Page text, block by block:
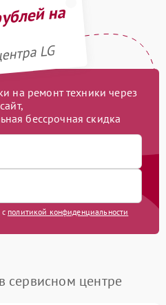
на
LG
на ремонт техники через
сайт,
бессрочная скидка
политикой конфиденциальности
сервисном центре